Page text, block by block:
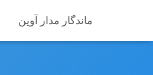
ماندگار مدار آوین